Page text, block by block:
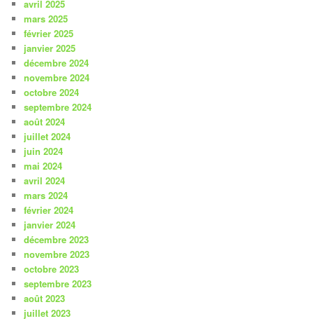
avril 2025
mars 2025
février 2025
janvier 2025
décembre 2024
novembre 2024
octobre 2024
septembre 2024
août 2024
juillet 2024
juin 2024
mai 2024
avril 2024
mars 2024
février 2024
janvier 2024
décembre 2023
novembre 2023
octobre 2023
septembre 2023
août 2023
juillet 2023